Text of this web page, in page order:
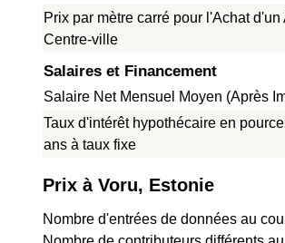
Prix par mètre carré pour l'Achat
Centre-ville
Salaires et Financement
Salaire Net Mensuel Moyen (Après
Taux d'intérêt hypothécaire en
ans à taux fixe
Prix à Voru, Estonie
Nombre d'entrées de données au